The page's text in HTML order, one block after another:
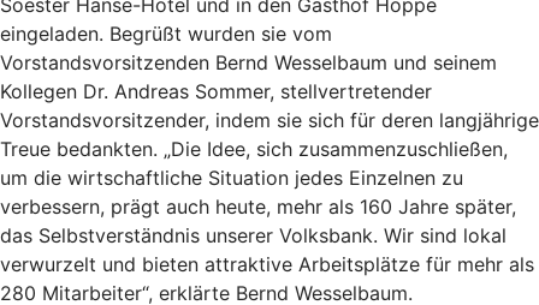
eingeladen. Begrüßt wurden sie vom
Vorstandsvorsitzenden Bernd Wesselbaum und seinem
Kollegen Dr. Andreas Sommer, stellvertretender
Vorstandsvorsitzender, indem sie sich für deren langjährige
Treue bedankten. „Die Idee, sich zusammenzuschließen,
um die wirtschaftliche Situation jedes Einzelnen zu
verbessern, prägt auch heute, mehr als 160 Jahre später,
das Selbstverständnis unserer Volksbank. Wir sind lokal
verwurzelt und bieten attraktive Arbeitsplätze für mehr als
280 Mitarbeiter“, erklärte Bernd Wesselbaum.